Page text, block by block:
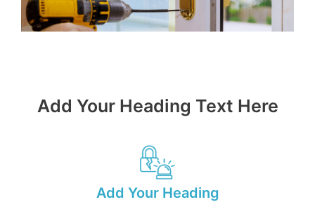
Add Your Heading Text Here
Add Your Heading